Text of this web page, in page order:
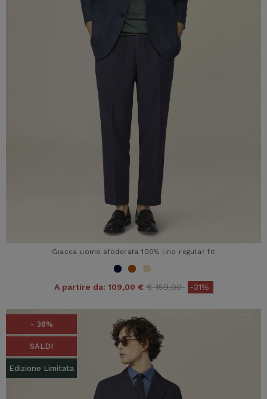
Giacca uomo sfoderata 100% lino regular fit
A partire da: 109,00 € Price reduced from
€ 159,00to-31%
- 36%
SALDI
Edizione Limitata